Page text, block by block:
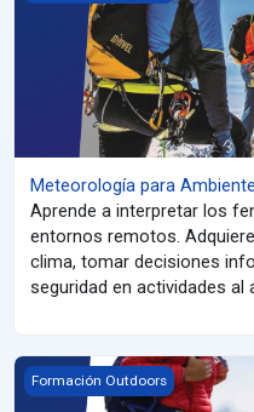
Meteorología para
Aprende a interpretar los
entornos remotos.
clima, tomar decisiones
seguridad en actividades al
Monitor No Deje Rastro (LNT)
Formación Outdoors